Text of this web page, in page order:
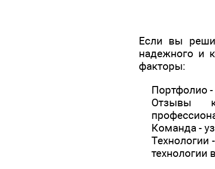
Если вы
надежного и
факторы:
Портфолио -
Отзывы
Команда -
Технологии
технологии